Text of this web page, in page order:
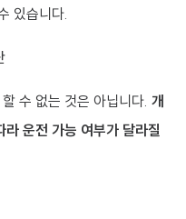
있습니다.
수 없는 것은 아닙니다. 개
운전 가능 여부가 달라질